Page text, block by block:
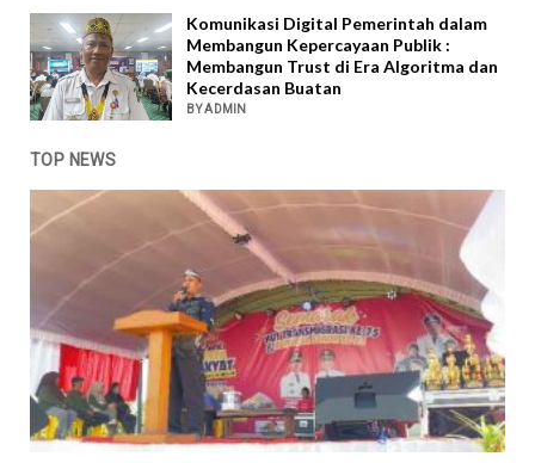
Komunikasi Digital Pemerintah dalam
Membangun Kepercayaan Publik :
Membangun Trust di Era Algoritma dan
Kecerdasan Buatan
BY ADMIN
TOP NEWS